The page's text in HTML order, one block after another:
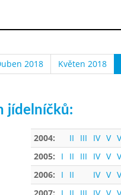
2018 Květen 2018
jídelníčků:
2004: II III IV V
2005:
I II III IV V
2006:
I II IV V